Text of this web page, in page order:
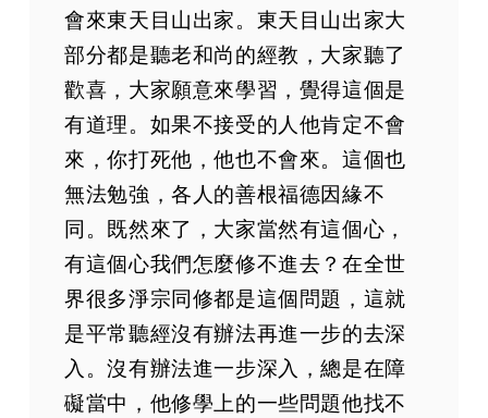
會來東天目山出家。東天目山出家大
部分都是聽老和尚的經教，大家聽了
歡喜，大家願意來學習，覺得這個是
有道理。如果不接受的人他肯定不會
來，你打死他，他也不會來。這個也
無法勉強，各人的善根福德因緣不
同。既然來了，大家當然有這個心，
有這個心我們怎麼修不進去？在全世
界很多淨宗同修都是這個問題，這就
是平常聽經沒有辦法再進一步的去深
入。沒有辦法進一步深入，總是在障
礙當中，他修學上的一些問題他找不